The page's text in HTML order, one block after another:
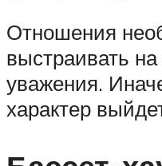
Отношения
выстраивать
уважения.
характер